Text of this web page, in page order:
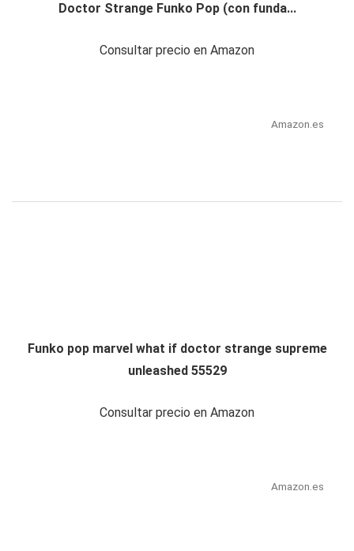
Doctor Strange Funko Pop (con funda...
Consultar precio en Amazon
Amazon.es
Funko pop marvel what if doctor strange supreme
unleashed 55529
Consultar precio en Amazon
Amazon.es